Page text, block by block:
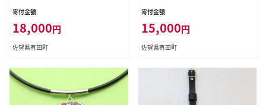
寄付金額
18,000円
佐賀県有田町
ゃれ アクセサリー 磁器 bx020
寄付金額
15,000円
佐賀県有田町